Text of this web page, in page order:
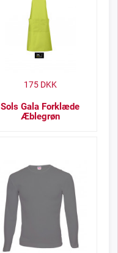
Sols Gala Forklæde
Æblegrøn
175DKK